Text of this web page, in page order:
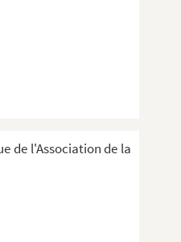
de l'Association de la